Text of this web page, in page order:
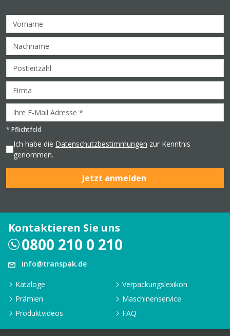
* Pflichtfeld
Ich habe die Datenschutzbestimmungen zur Kenntnis
genommen.
Jetzt anmelden
Kontaktieren Sie uns
0800 210 0 210
info@transpak.de
Kataloge
Verpackungslexikon
Prämien
Maschinenservice
Produktvideos
FAQ